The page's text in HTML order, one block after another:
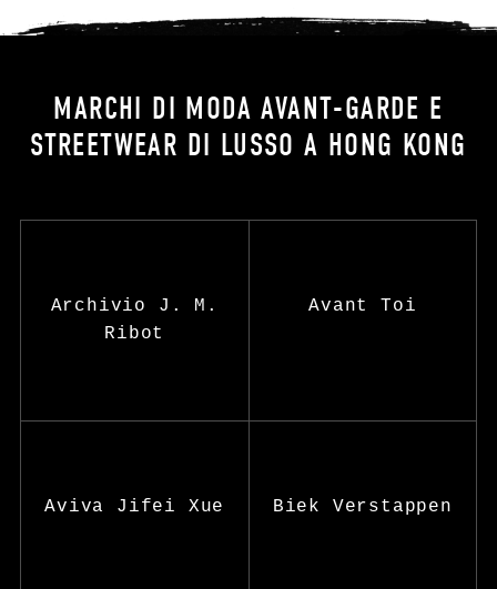
MARCHI DI MODA AVANT-GARDE E
STREETWEAR DI LUSSO A HONG KONG
Archivio J. M.
Ribot
Avant Toi
Aviva Jifei Xue Biek Verstappen